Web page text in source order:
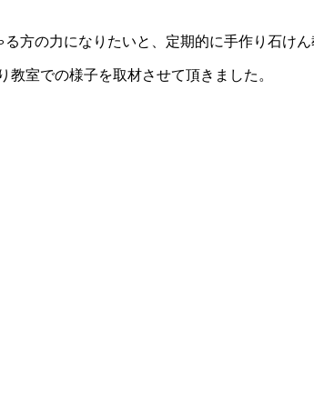
方の力になりたいと、定期的に手作り石けん
室での様子を取材させて頂きました。